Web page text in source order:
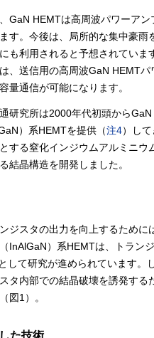
GaN HEMTは高周波パワーア
す。今後は、局所的な集中豪
も利用されると予想されていま
、送信用の高周波GaN HEMT
量通信が可能になります。
研究所は2000年代初頭から
）系HEMTを提供（注4）し
する窒化インジウムアルミニ
結晶構造を開発しました。
ンジスタの出力を向上するため
InAlGaN）系HEMTは、トラン
して研究が進められています。
タ内部での結晶破壊を誘発す
図1）。